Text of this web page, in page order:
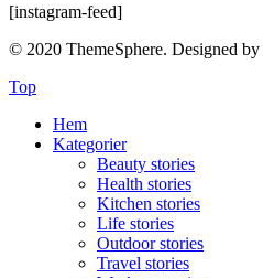
[instagram-feed]
© 2020 ThemeSphere. Designed by
Top
Hem
Kategorier
Beauty stories
Health stories
Kitchen stories
Life stories
Outdoor stories
Travel stories